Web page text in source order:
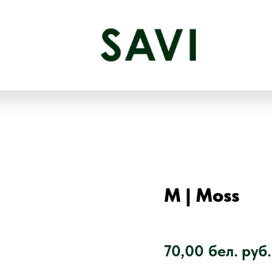
M | Moss
70,00 бел. руб.